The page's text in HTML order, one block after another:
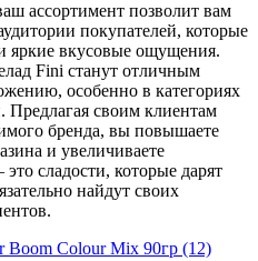
ассортимент позволит вам
покупателей, которые
яркие вкусовые ощущения.
Fini станут отличным
особенно в категориях
Предлагая своим клиентам
бренда, вы повышаете
и увеличиваете
сладости, которые дарят
найдут своих